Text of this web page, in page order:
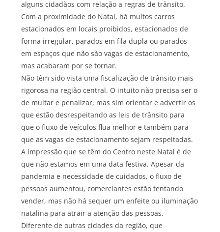
alguns cidadãos com relação a regras de trânsito.
Com a proximidade do Natal, há muitos carros
estacionados em locais proibidos, estacionados de
forma irregular, parados em fila dupla ou parados
em espaços que não são vagas de estacionamento,
mas acabaram por se tornar.
Não têm sido vista uma fiscalização de trânsito mais
rigorosa na região central. O intuito não precisa ser o
de multar e penalizar, mas sim orientar e advertir os
que estão desrespeitando as leis de trânsito para
que o fluxo de veículos flua melhor e também para
que as vagas de estacionamento sejam respeitadas.
A impressão que se têm do Centro neste Natal é de
que não estamos em uma data festiva. Apesar da
pandemia e necessidade de cuidados, o fluxo de
pessoas aumentou, comerciantes estão tentando
vender, mas não há sequer um enfeite ou iluminação
natalina para atrair a atenção das pessoas.
Diferente de outras cidades da região, que